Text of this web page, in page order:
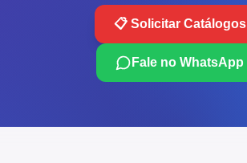
📋 Solicitar Catálogos
Fale no WhatsApp